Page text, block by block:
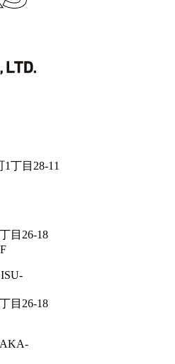
丁目28-11
目26-18
目26-18